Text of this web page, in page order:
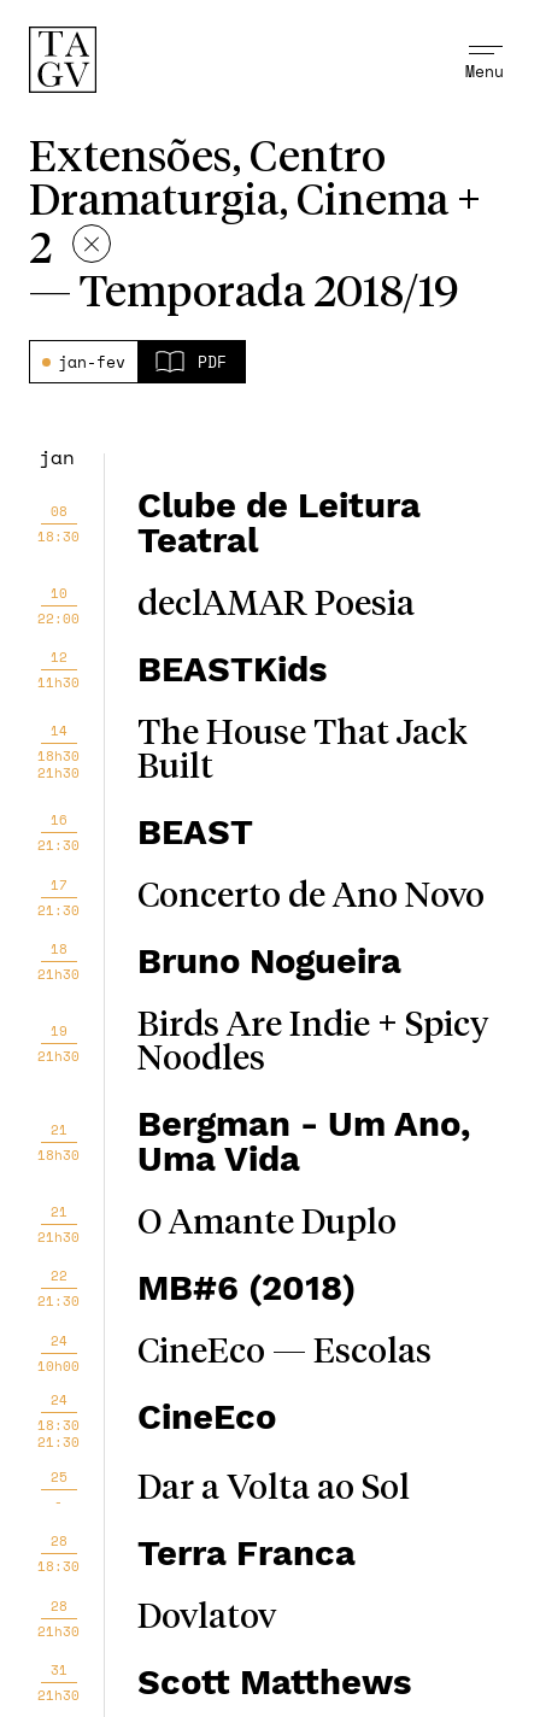
Menu
Extensões, Centro
Dramaturgia, Cinema +
2
— Temporada 2018/19
jan-fev PDF
jan
08
18:30
Clube de Leitura
Teatral
10
22:00
declAMAR Poesia
12
11h30
BEASTKids
14
18h30
21h30
The House That Jack
Built
16
21:30
BEAST
17
21:30
Concerto de Ano Novo
18
21h30
Bruno Nogueira
19
21h30
Birds Are Indie + Spicy
Noodles
21
18h30
Bergman - Um Ano,
Uma Vida
21
21h30
O Amante Duplo
22
21:30
MB#6 (2018)
24
10h00
CineEco — Escolas
24
18:30
21:30
CineEco
25
-
Dar a Volta ao Sol
28
18:30
Terra Franca
28
21h30
Dovlatov
31
21h30
Scott Matthews